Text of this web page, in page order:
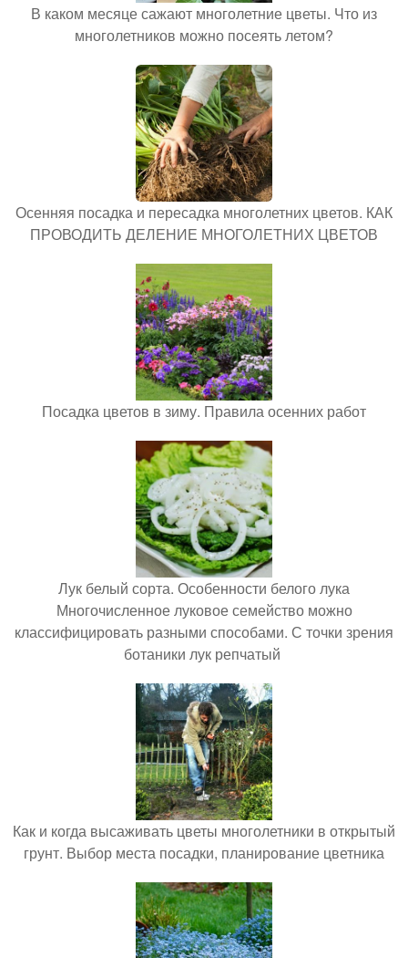
В каком месяце сажают многолетние цветы. Что из
многолетников можно посеять летом?
Осенняя посадка и пересадка многолетних цветов. КАК
ПРОВОДИТЬ ДЕЛЕНИЕ МНОГОЛЕТНИХ ЦВЕТОВ
Посадка цветов в зиму. Правила осенних работ
Лук белый сорта. Особенности белого лука
Многочисленное луковое семейство можно
классифицировать разными способами. С точки зрения
ботаники лук репчатый
Как и когда высаживать цветы многолетники в открытый
грунт. Выбор места посадки, планирование цветника